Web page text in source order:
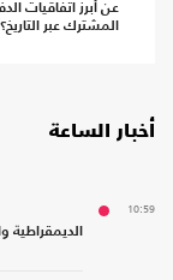
عن أبرز اتفاقيات
المشترك عبر التاريخ؟
أخبار الساعة
10:59